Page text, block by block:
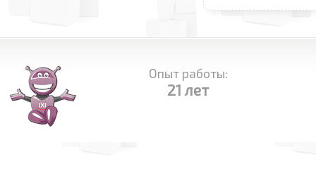
Опыт работы:
21 лет